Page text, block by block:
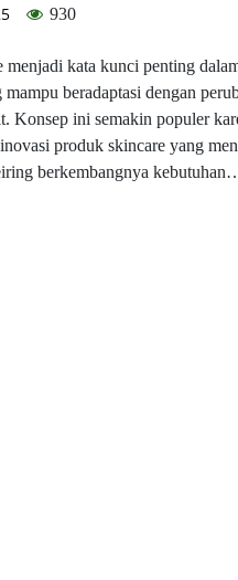
930
kata kunci penting
beradaptasi dengan
Konsep ini semakin populer
produk skincare yang
berkembangnya